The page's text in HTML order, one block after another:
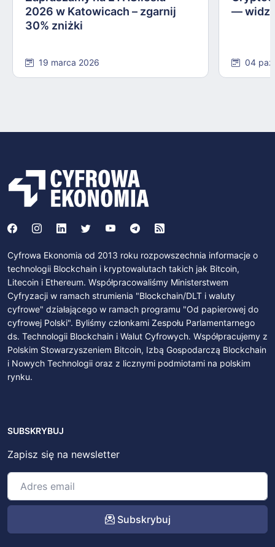
2026 w Katowicach – zgarnij
30% zniżki
19 marca 2026
—
04
Cyfrowa Ekonomia od 2013 roku rozpowszechnia informacje o
technologii Blockchain i kryptowalutach takich jak Bitcoin,
Litecoin i Ethereum. Współpracowaliśmy Ministerstwem
Cyfryzacji w ramach strumienia "Blockchain/DLT i waluty
cyfrowe" działającego w ramach programu "Od papierowej do
cyfrowej Polski". Byliśmy członkami Zespołu Parlamentarnego
ds. Technologii Blockchain i Walut Cyfrowych. Współpracujemy z
Polskim Stowarzyszeniem Bitcoin, Izbą Gospodarczą Blockchain
i Nowych Technologii oraz z licznymi podmiotami na polskim
rynku.
SUBSKRYBUJ
Zapisz się na newsletter
Subskrybuj